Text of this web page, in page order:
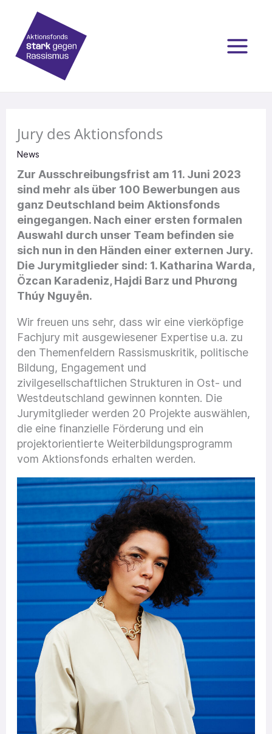
springen
Jury des Aktionsfonds
News
Zur Ausschreibungsfrist am 11. Juni 2023
sind mehr als über 100 Bewerbungen aus
ganz Deutschland beim Aktionsfonds
eingegangen. Nach einer ersten formalen
Auswahl durch unser Team befinden sie
sich nun in den Händen einer externen Jury.
Die Jurymitglieder sind: 1. Katharina Warda,
Özcan Karadeniz, Hajdi Barz und Phương
Thúy Nguyễn.
Wir freuen uns sehr, dass wir eine vierköpfige
Fachjury mit ausgewiesener Expertise u.a. zu
den Themenfeldern Rassismuskritik, politische
Bildung, Engagement und
zivilgesellschaftlichen Strukturen in Ost- und
Westdeutschland gewinnen konnten. Die
Jurymitglieder werden 20 Projekte auswählen,
die eine finanzielle Förderung und ein
projektorientierte Weiterbildungsprogramm
vom Aktionsfonds erhalten werden.